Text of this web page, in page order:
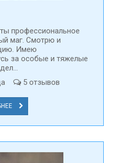
профессиональное
маг. Смотрю и
Имею
за особые и тяжелые
5 отзывов